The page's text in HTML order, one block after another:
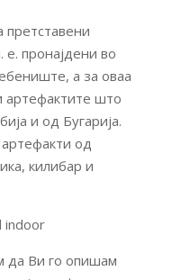
претставени
е. пронајдени во
а за оваа
артефактите што
и од Бугарија.
од
килибар и
да Ви го опишам